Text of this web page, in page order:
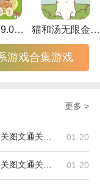
，够级棋牌数万
己的水平挑选不
真实感觉。
关键技巧。在趣
猫和汤1.9.0中文版下载-猫和汤1.9.0中文最新版 v2.2.0 猫和汤无限金币版无限钻石版破解下载-猫和汤无限金币版无限钻石版破解安卓中文版 v2.2.0
游戏合集游戏
更多 >
召唤与合成解谜第65关怎么过 第65关图文通关攻略 01-20
召唤与合成解谜第66关怎么过 第66关图文通关攻略 01-20